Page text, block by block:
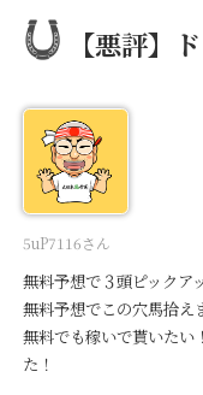
【悪評】
5uP7116さん
無料予想で３頭ピックア
無料予想でこの穴馬拾え
無料でも稼いで貰いたい
た！